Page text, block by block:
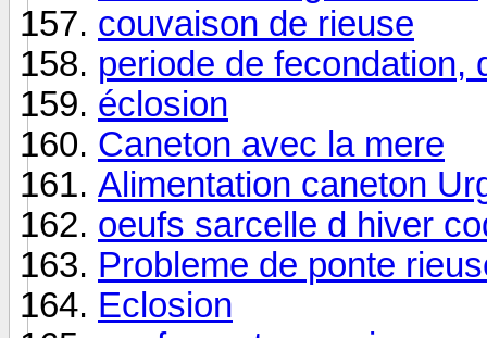
couvaison de rieuse
periode de fecondation,
éclosion
Caneton avec la mere
Alimentation caneton
oeufs sarcelle d hiver
Probleme de ponte
Eclosion